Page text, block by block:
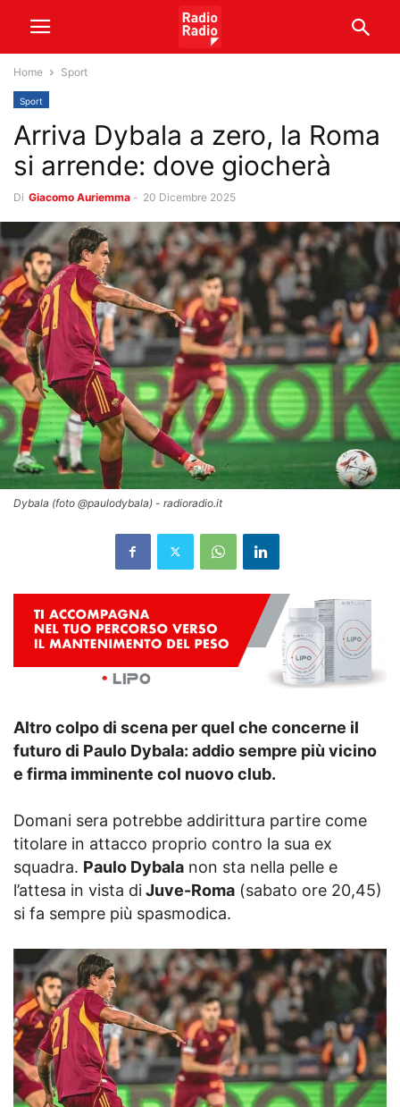
Home Sport
Sport
Arriva Dybala a zero, la Roma
si arrende: dove giocherà
Di Giacomo Auriemma - 20 Dicembre 2025
Dybala (foto @paulodybala) - radioradio.it
Altro colpo di scena per quel che concerne il
futuro di Paulo Dybala: addio sempre più vicino
e firma imminente col nuovo club.
Domani sera potrebbe addirittura partire come
titolare in attacco proprio contro la sua ex
squadra. Paulo Dybala non sta nella pelle e
l’attesa in vista diJuve-Roma (sabato ore 20,45)
si fa sempre più spasmodica.